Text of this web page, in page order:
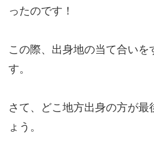
ったのです！
この際、出身地の当て合い
す。
さて、どこ地方出身の方が最
ょう。